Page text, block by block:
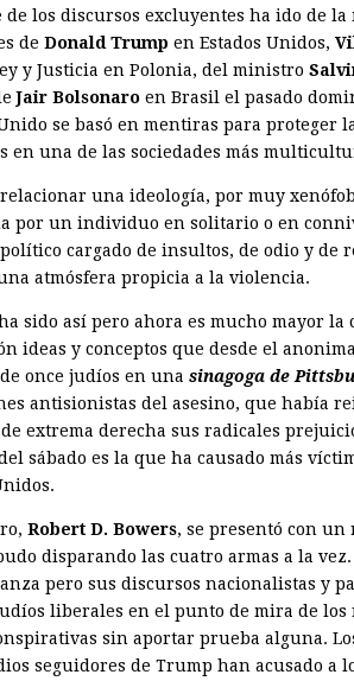
de los discursos excluyentes ha ido de
de Donald Trump en Estados Unidos,
y Justicia en Polonia, del ministro
Jair Bolsonaro en Brasil el pasado
se basó en mentiras para proteger
en una de las sociedades más
una ideología, por muy
por un individuo en solitario o en
cargado de insultos, de odio y de
atmósfera propicia a la violencia.
sido así pero ahora es mucho mayor la
ideas y conceptos que desde el
once judíos en una sinagoga de
antisionistas del asesino, que había
extrema derecha sus radicales
sábado es la que ha causado más
Robert D. Bowers, se presentó con
disparando las cuatro armas a la
pero sus discursos nacionalistas y
liberales en el punto de mira de los
sin aportar prueba alguna.
seguidores de Trump han acusado a